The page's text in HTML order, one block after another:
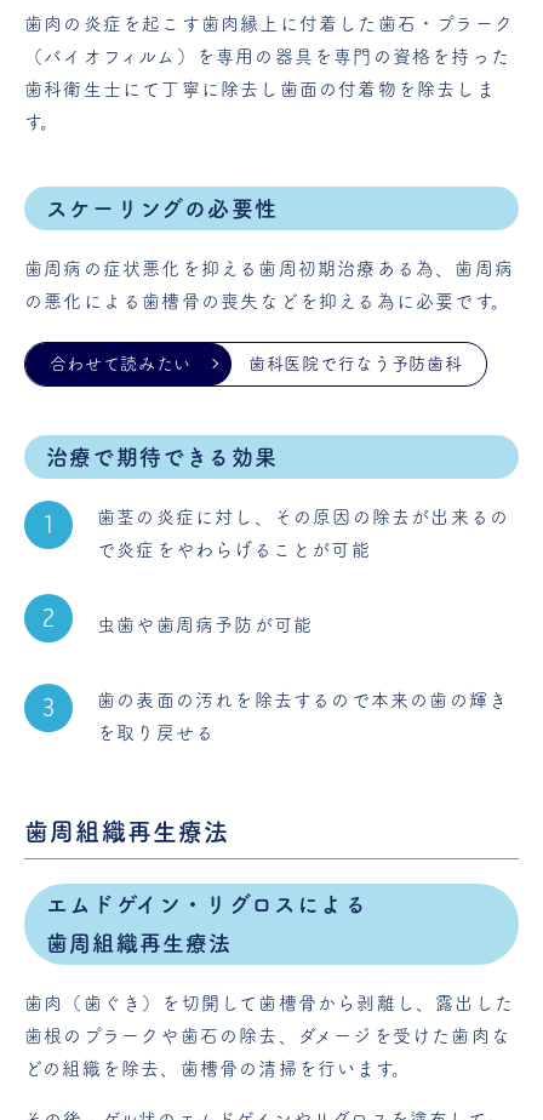
歯肉の炎症を起こす歯肉縁上に付着した歯石・プラーク
（バイオフィルム）を専用の器具を専門の資格を持った
歯科衛生士にて丁寧に除去し歯面の付着物を除去しま
す。
スケーリングの必要性
歯周病の症状悪化を抑える歯周初期治療ある為、歯周病
の悪化による歯槽骨の喪失などを抑える為に必要です。
歯科医院で行なう予防歯科
治療で期待できる効果
歯茎の炎症に対し、その原因の除去が出来るの
で炎症をやわらげることが可能
虫歯や歯周病予防が可能
歯の表面の汚れを除去するので本来の歯の輝き
を取り戻せる
歯周組織再生療法
エムドゲイン・リグロスによる
歯周組織再生療法
歯肉（歯ぐき）を切開して歯槽骨から剥離し、露出した
歯根のプラークや歯石の除去、ダメージを受けた歯肉な
どの組織を除去、歯槽骨の清掃を行います。